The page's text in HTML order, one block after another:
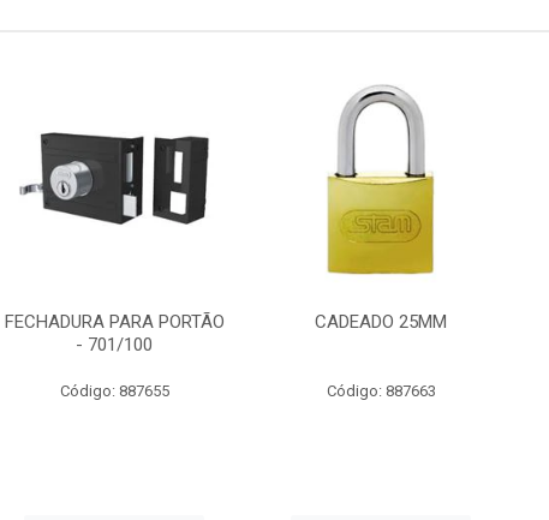
FECHADURA PARA PORTÃO
- 701/100
Código: 887655
CADEADO 25MM
Código: 887663